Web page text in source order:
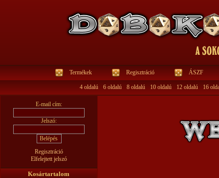
Termékek Regisztráció ÁSZF
4 oldalú 6 oldalú 8 oldalú 10 oldalú 12 oldalú 16
E-mail cím:
Jelszó:
Regisztráció
Elfelejtett jelszó
Kosártartalom